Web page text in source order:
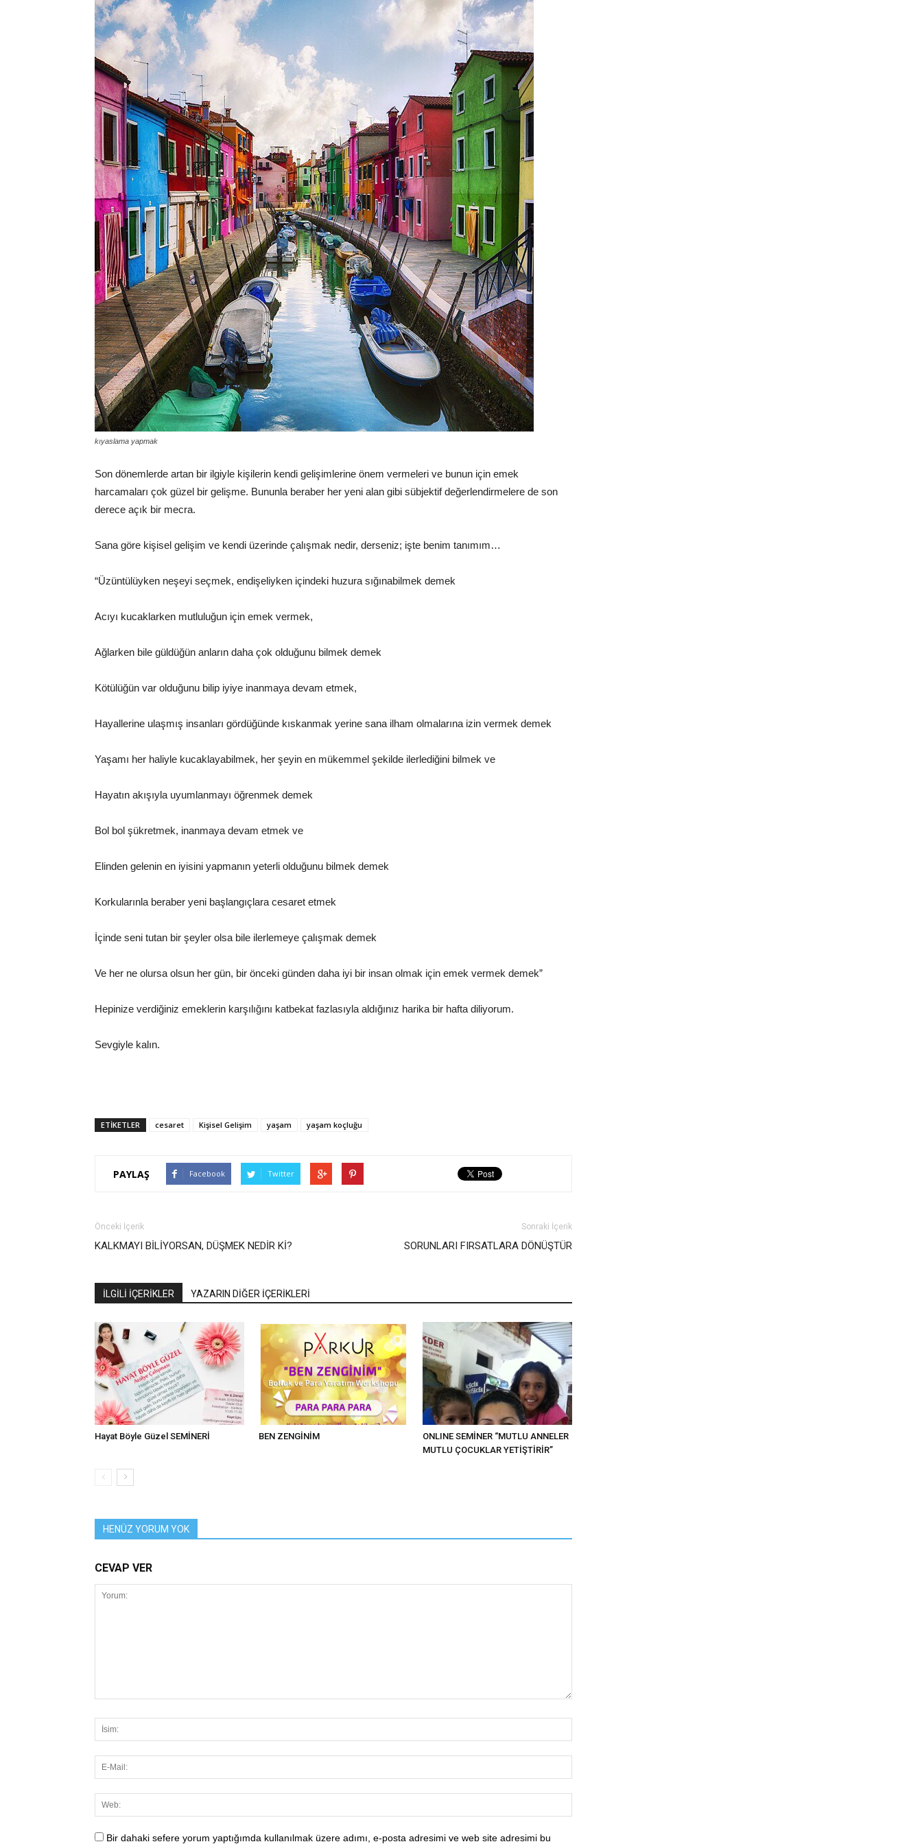
kıyaslama yapmak
Son dönemlerde artan bir ilgiyle kişilerin kendi gelişimlerine önem vermeleri ve bunun için emek
harcamaları çok güzel bir gelişme. Bununla beraber her yeni alan gibi sübjektif değerlendirmelere de son
derece açık bir mecra.
Sana göre kişisel gelişim ve kendi üzerinde çalışmak nedir, derseniz; işte benim tanımım…
“Üzüntülüyken neşeyi seçmek, endişeliyken içindeki huzura sığınabilmek demek
Acıyı kucaklarken mutluluğun için emek vermek,
Ağlarken bile güldüğün anların daha çok olduğunu bilmek demek
Kötülüğün var olduğunu bilip iyiye inanmaya devam etmek,
Hayallerine ulaşmış insanları gördüğünde kıskanmak yerine sana ilham olmalarına izin vermek demek
Yaşamı her haliyle kucaklayabilmek, her şeyin en mükemmel şekilde ilerlediğini bilmek ve
Hayatın akışıyla uyumlanmayı öğrenmek demek
Bol bol şükretmek, inanmaya devam etmek ve
Elinden gelenin en iyisini yapmanın yeterli olduğunu bilmek demek
Korkularınla beraber yeni başlangıçlara cesaret etmek
İçinde seni tutan bir şeyler olsa bile ilerlemeye çalışmak demek
Ve her ne olursa olsun her gün, bir önceki günden daha iyi bir insan olmak için emek vermek demek”
Hepinize verdiğiniz emeklerin karşılığını katbekat fazlasıyla aldığınız harika bir hafta diliyorum.
Sevgiyle kalın.
ETİKETLER cesaret Kişisel Gelişim yaşam yaşam koçluğu
PAYLAŞ Facebook Twitter
Önceki İçerik
KALKMAYI BİLİYORSAN, DÜŞMEK NEDİR Kİ?
Sonraki İçerik
SORUNLARI FIRSATLARA DÖNÜŞTÜR
İLGİLİ İÇERİKLER YAZARIN DİĞER İÇERİKLERİ
Hayat Böyle Güzel SEMİNERİ BEN ZENGİNİM
ONLINE SEMİNER “MUTLU ANNELER
MUTLU ÇOCUKLAR YETİŞTİRİR”
HENÜZ YORUM YOK
CEVAP VER
Bir dahaki sefere yorum yaptığımda kullanılmak üzere adımı, e-posta adresimi ve web site adresimi bu